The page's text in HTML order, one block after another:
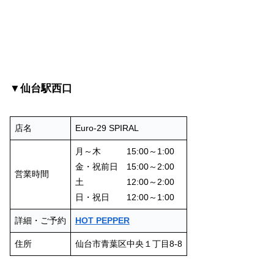
▼仙台駅西口
店名 Euro-29 SPIRAL
営業時間
月～木 15:00～1:00
金・祝前日 15:00～2:00
土 12:00～2:00
日・祝日 12:00～1:00
詳細・ご予約 HOT PEPPER
住所 仙台市青葉区中央１丁目8-8